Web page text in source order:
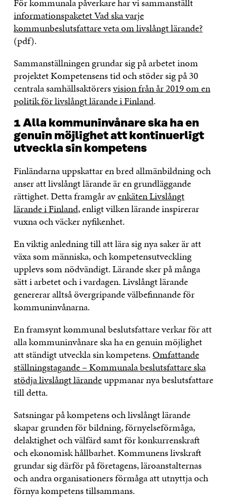
informationspaketet Vad ska varje
kommunbeslutsfattare veta om livslångt lärande?
(pdf).
Sammanställningen grundar sig på arbetet inom
projektet Kompetensens tid och stöder sig på 30
centrala samhällsaktörersvision från år 2019 om en
politik för livslångt lärande i Finland.
1 Alla kommuninvånare ska ha en
genuin möjlighet att kontinuerligt
utveckla sin kompetens
Finländarna uppskattar en bred allmänbildning och
anser att livslångt lärande är en grundläggande
rättighet. Detta framgår avenkäten Livslångt
lärande i Finland, enligt vilken lärande inspirerar
vuxna och väcker nyfikenhet.
En viktig anledning till att lära sig nya saker är att
växa som människa, och kompetensutveckling
upplevs som nödvändigt. Lärande sker på många
sätt i arbetet och i vardagen. Livslångt lärande
genererar alltså övergripande välbefinnande för
kommuninvånarna.
En framsynt kommunal beslutsfattare verkar för att
alla kommuninvånare ska ha en genuin möjlighet
att ständigt utveckla sin kompetens.Omfattande
ställningstagande – Kommunala beslutsfattare ska
stödja livslångt lärandeuppmanar nya beslutsfattare
till detta.
Satsningar på kompetens och livslångt lärande
skapar grunden för bildning, förnyelseförmåga,
delaktighet och välfärd samt för konkurrenskraft
och ekonomisk hållbarhet. Kommunens livskraft
grundar sig därför på företagens, läroanstalternas
och andra organisationers förmåga att utnyttja och
förnya kompetens tillsammans.